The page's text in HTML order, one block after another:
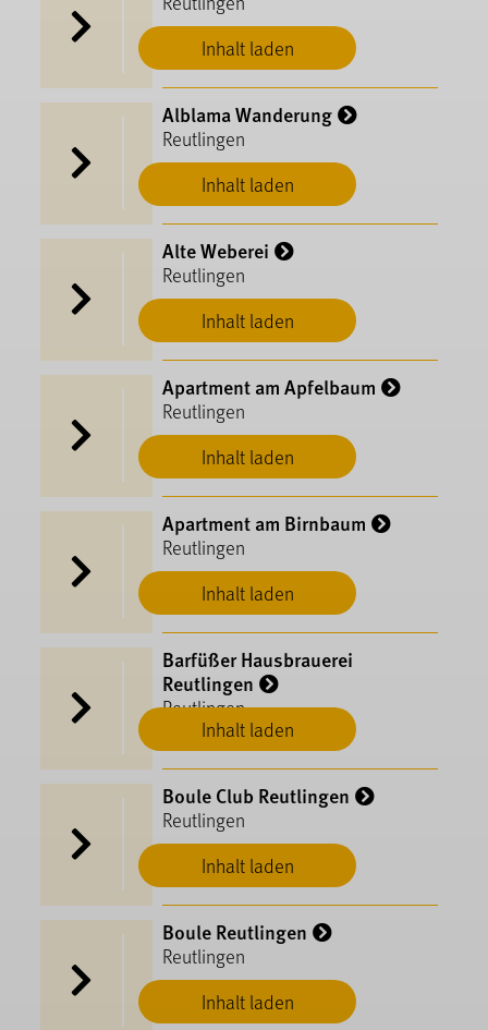
Inhalt laden
Inhalt laden
Alblama Wanderung
Reutlingen
Inhalt laden
Alte Weberei
Reutlingen
Inhalt laden
Apartment am Apfelbaum
Reutlingen
Inhalt laden
Apartment am Birnbaum
Reutlingen
Inhalt laden
Barfüßer Hausbrauerei
Reutlingen
Reutlingen
Inhalt laden
Boule Club Reutlingen
Reutlingen
Inhalt laden
Boule Reutlingen
Reutlingen